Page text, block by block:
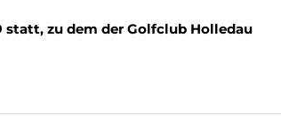
statt, zu dem der Golfclub Holledau